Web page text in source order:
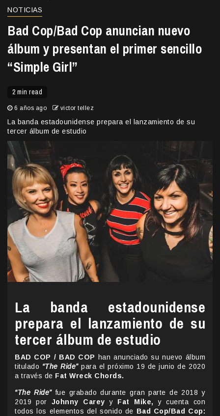
NOTICIAS
Bad Cop/Bad Cop anuncian nuevo
álbum y presentan el primer sencillo
“Simple Girl”
2 min read
6 años ago victor tellez
La banda estadounidense prepara el lanzamiento de su
tercer álbum de estudio
La banda estadounidense
prepara el lanzamiento de su
tercer álbum de estudio
BAD COP / BAD COP
han anunciado su nuevo álbum
titulado “The Ride”para el próximo 19 de junio de 2020
a través de Fat Wreck Chords.
“The Ride”fue grabado durante gran parte de 2018 y
2019 por Johnny Carey y Fat Mike, y cuenta con
todos los elementos del sonido de Bad Cop/Bad Cop: